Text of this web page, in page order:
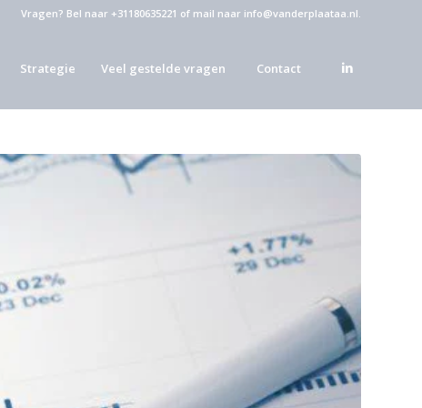
Vragen? Bel naar +31180635221 of mail naar info@vanderplaataa.nl.
Strategie Veel gestelde vragen Contact